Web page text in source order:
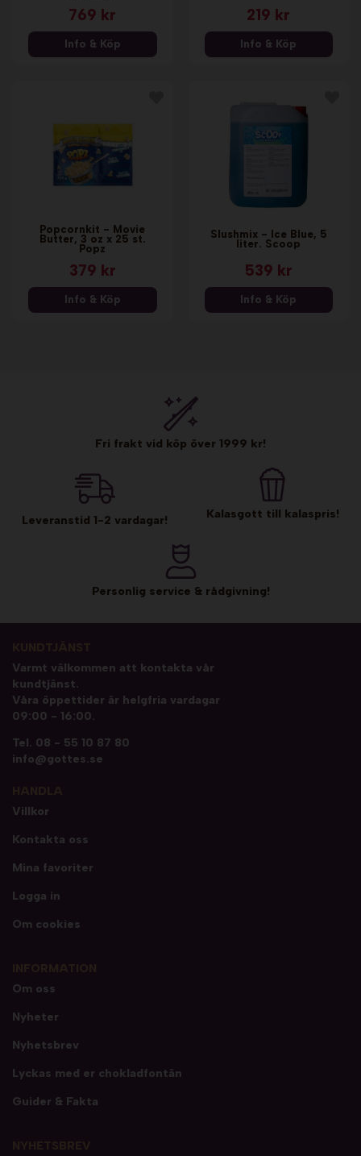
769 kr
Info & Köp
219 kr
Info & Köp
Popcornkit - Movie
Butter, 3 oz x 25 st.
Popz
379 kr
Info & Köp
Slushmix - Ice Blue, 5
liter. Scoop
539 kr
Info & Köp
Fri frakt vid köp över 1999 kr!
Leveranstid 1-2 vardagar! Kalasgott till kalaspris!
Personlig service & rådgivning!
Varmt välkommen att kontakta vår
kundtjänst.
Våra öppettider är helgfria vardagar
09:00 - 16:00.
Tel. 08 - 55 10 87 80
info@gottes.se
Villkor
Kontakta oss
Mina favoriter
Logga in
Om cookies
Om oss
Nyheter
Nyhetsbrev
Lyckas med er chokladfontän
Guider & Fakta